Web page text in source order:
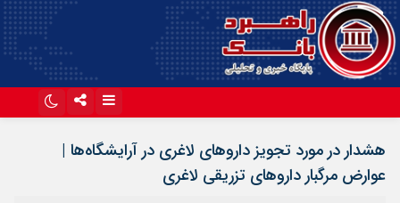
آپارات
هشدار در مورد تجویز دارو‌های لاغری در آرایشگاه‌ها |
عوارض مرگبار دارو‌های تزریقی لاغری